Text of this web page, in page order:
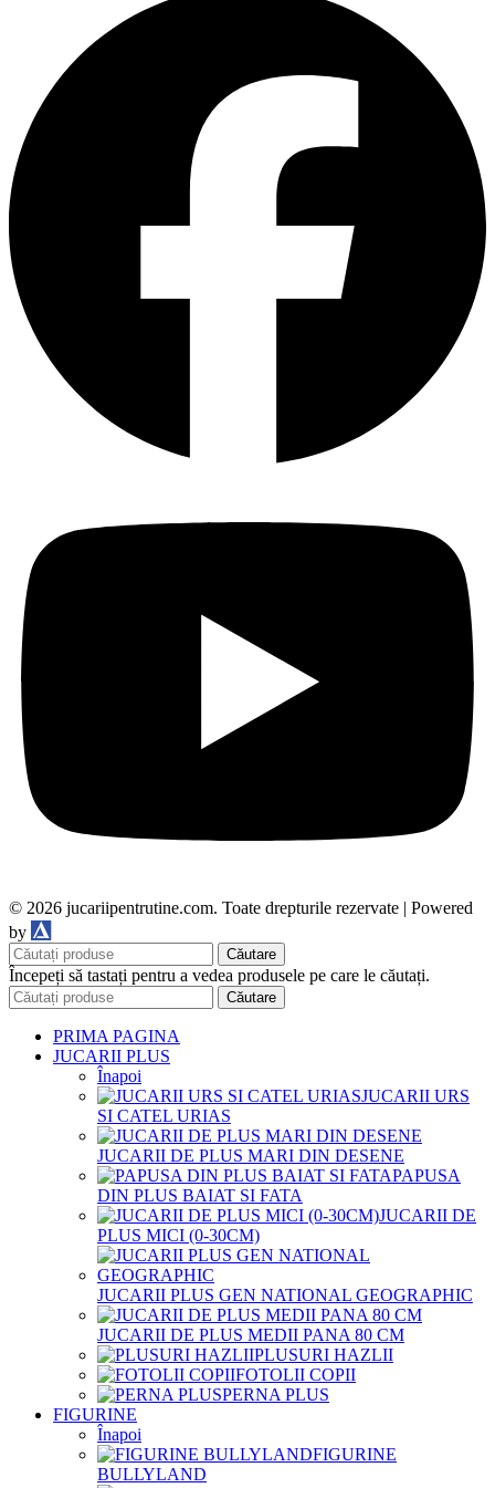
© 2026 jucariipentrutine.com. Toate drepturile rezervate | Powered
by
Căutare
Începeți să tastați pentru a vedea produsele pe care le căutați.
Căutare
PRIMA PAGINA
JUCARII PLUS
Înapoi
JUCARII URS
SI CATEL URIAS
JUCARII DE PLUS MARI DIN DESENE
PAPUSA
DIN PLUS BAIAT SI FATA
JUCARII DE
PLUS MICI (0-30CM)
JUCARII PLUS GEN NATIONAL GEOGRAPHIC
JUCARII DE PLUS MEDII PANA 80 CM
PLUSURI HAZLII
FOTOLII COPII
PERNA PLUS
FIGURINE
Înapoi
FIGURINE
BULLYLAND